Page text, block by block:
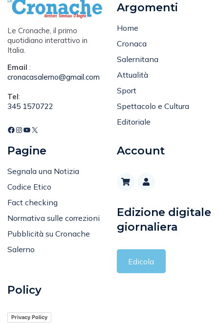
Le Cronache, il primo
quotidiano interattivo in
Italia.
Email :
cronacasalerno@gmail.com
Tel:
345 1570722
Argomenti
Home
Cronaca
Salernitana
Attualità
Sport
Spettacolo e Cultura
Editoriale
Pagine
Segnala una Notizia
Codice Etico
Fact checking
Normativa sulle correzioni
Pubblicità su Cronache
Salerno
Account
Edizione digitale
giornaliera
Edicola
Policy
Privacy Policy